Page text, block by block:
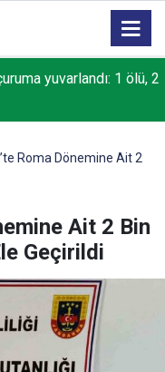
yuvarlandı: 1 ölü, 2
Roma Dönemine Ait 2
Ait 2 Bin
Geçirildi